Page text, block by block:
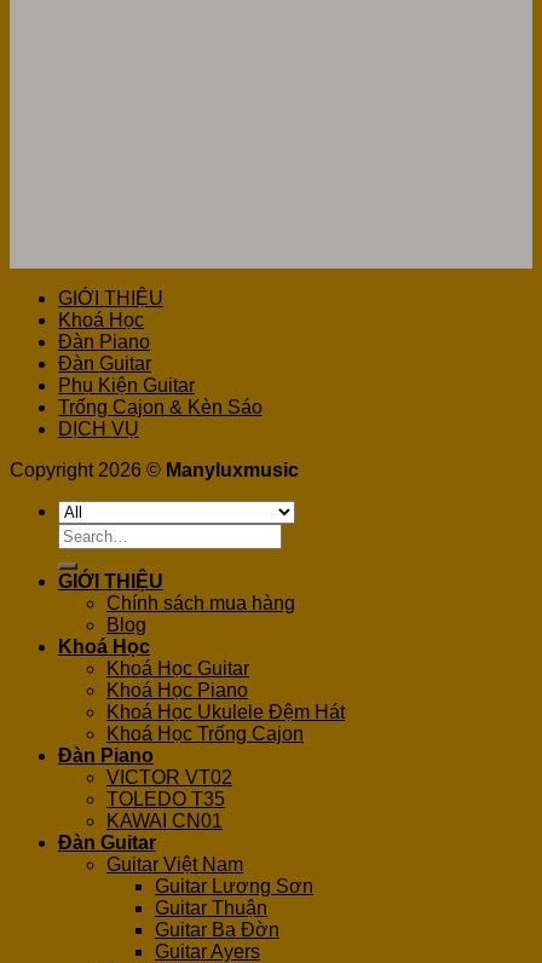
GIỚI THIỆU
Khoá Học
Đàn Piano
Đàn Guitar
Phụ Kiện Guitar
Trống Cajon & Kèn Sáo
DỊCH VỤ
Copyright 2026 © Manyluxmusic
Search
for:
GIỚI THIỆU
Chính sách mua hàng
Blog
Khoá Học
Khoá Học Guitar
Khoá Học Piano
Khoá Học Ukulele Đệm Hát
Khoá Học Trống Cajon
Đàn Piano
VICTOR VT02
TOLEDO T35
KAWAI CN01
Đàn Guitar
Guitar Việt Nam
Guitar Lương Sơn
Guitar Thuận
Guitar Ba Đờn
Guitar Ayers